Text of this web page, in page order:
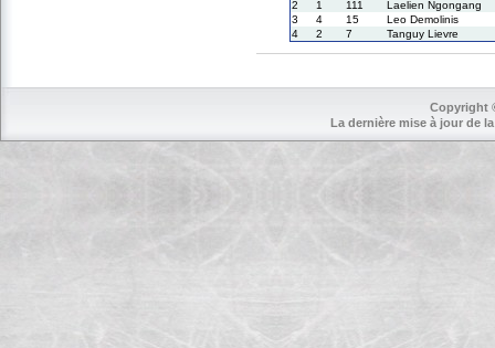
2
1 111
Laelien Ngongang
3
4 15
Leo Demolinis
4
2 7 Tanguy Lievre
Copyright
La dernière mise à jour de